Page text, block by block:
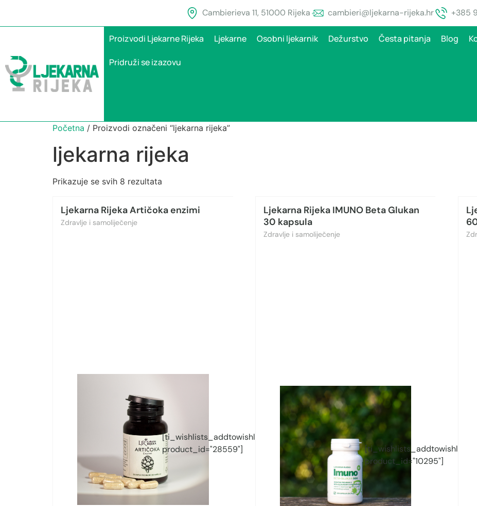
Cambierieva 11, 51000 Rijeka cambieri@ljekarna-rijeka.hr +385
Proizvodi Ljekarne Rijeka Ljekarne Osobni ljekarnik Dežurstvo Česta pitanja Blog
Pridruži se izazovu
Početna / Proizvodi označeni “ljekarna rijeka”
ljekarna rijeka
Prikazuje se svih 8 rezultata
Ljekarna Rijeka Artičoka enzimi
Zdravlje i samoliječenje
[ti_wishlists_addtowishlist
product_id="28559"]
Ljekarna Rijeka IMUNO Beta Glukan
30 kapsula
Zdravlje i samoliječenje
[ti_wishlists_addtowishlist
product_id="10295"]